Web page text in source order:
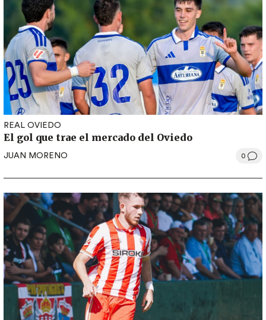
REAL OVIEDO
El gol que trae el mercado del Oviedo
JUAN MORENO 0